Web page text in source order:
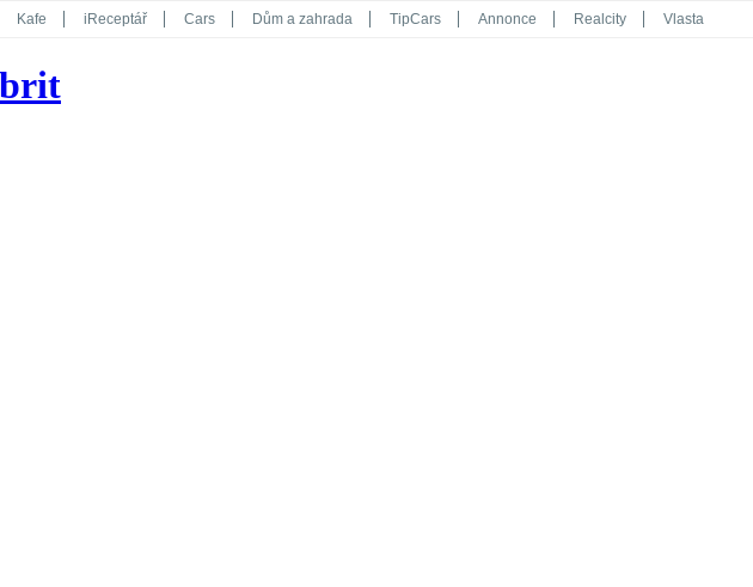
Kafe iReceptář Cars Dům a zahrada TipCars Annonce Realcity Vlasta